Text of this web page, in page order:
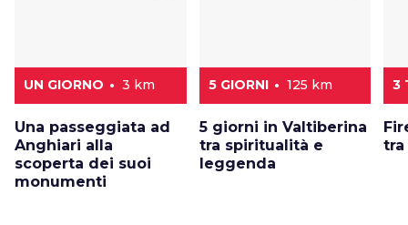
UN GIORNO 3 km
Una passeggiata ad
Anghiari alla
scoperta dei suoi
monumenti
5 GIORNI 125 km
5 giorni in Valtiberina
tra spiritualità e
leggenda
3
tra